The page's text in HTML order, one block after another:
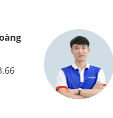
Thắng
Call/Zalo